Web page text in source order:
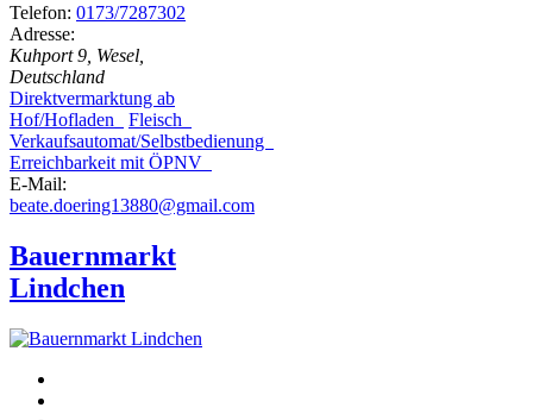
Telefon: 0173/7287302
Adresse:
Kuhport 9, Wesel,
Deutschland
Direktvermarktung ab
Hof/Hofladen
Fleisch
Verkaufsautomat/Selbstbedienung
Erreichbarkeit mit ÖPNV
E-Mail:
beate.doering13880@gmail.com
Bauernmarkt
Lindchen